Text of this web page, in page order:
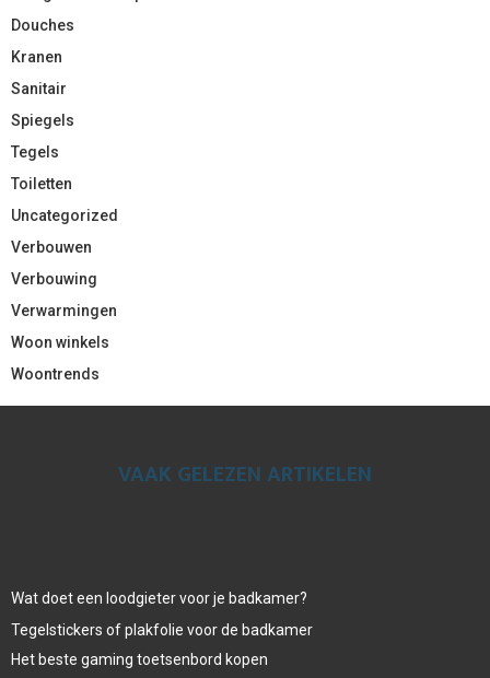
Douches
Kranen
Sanitair
Spiegels
Tegels
Toiletten
Uncategorized
Verbouwen
Verbouwing
Verwarmingen
Woon winkels
Woontrends
VAAK GELEZEN ARTIKELEN
Wat doet een loodgieter voor je badkamer?
Tegelstickers of plakfolie voor de badkamer
Het beste gaming toetsenbord kopen